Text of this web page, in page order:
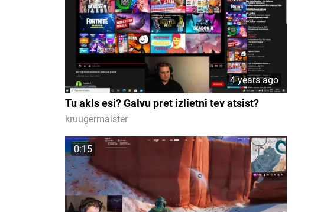
4 years ago
Tu akls esi? Galvu pret izlietni tev atsist?
kruugermaister
0:15